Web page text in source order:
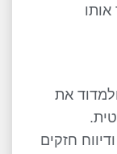
את
חזקים